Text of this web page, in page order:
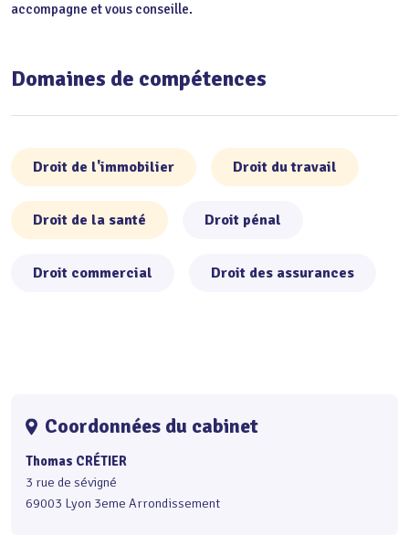
accompagne et vous conseille.
Domaines de compétences
Droit de l'immobilier Droit du travail
Droit de la santé Droit pénal
Droit commercial Droit des assurances
Coordonnées du cabinet
Thomas CRÉTIER
3 rue de sévigné
69003 Lyon 3eme Arrondissement